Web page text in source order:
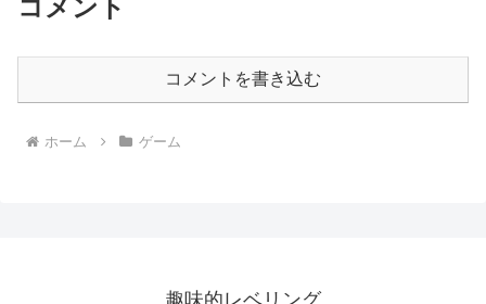
コメント
コメントを書き込む
ホーム ゲーム
趣味的レベリング